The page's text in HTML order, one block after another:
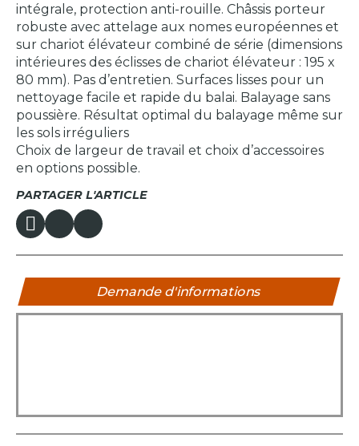
PARTAGER L'ARTICLE
intégrale, protection anti-rouille. Châssis porteur
robuste avec attelage aux nomes européennes et
sur chariot élévateur combiné de série (dimensions
intérieures des éclisses de chariot élévateur : 195 x
80 mm). Pas d’entretien. Surfaces lisses pour un
nettoyage facile et rapide du balai. Balayage sans
poussière. Résultat optimal du balayage même sur
les sols irréguliers
Choix de largeur de travail et choix d’accessoires
en options possible.
Demande d'informations